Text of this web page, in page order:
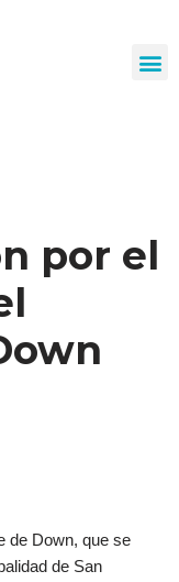
por el
de Down, que se
de San